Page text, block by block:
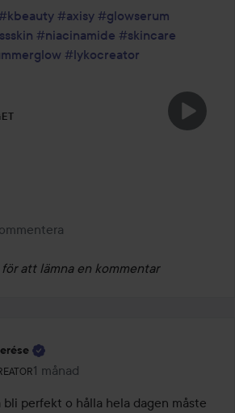
#axisy #glowserum
#niacinamide #skincare
#lykocreator
för att lämna en kommentar
roll: Lyko Creator.
1 månad
Inlägget skapades 1 månad
perfekt o hålla hela dagen måste